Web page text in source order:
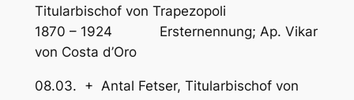
Titularbischof von Trapezopoli
1870 – 1924 Ersternennung; Ap. Vikar
von Costa d’Oro
08.03. + Antal Fetser, Titularbischof von